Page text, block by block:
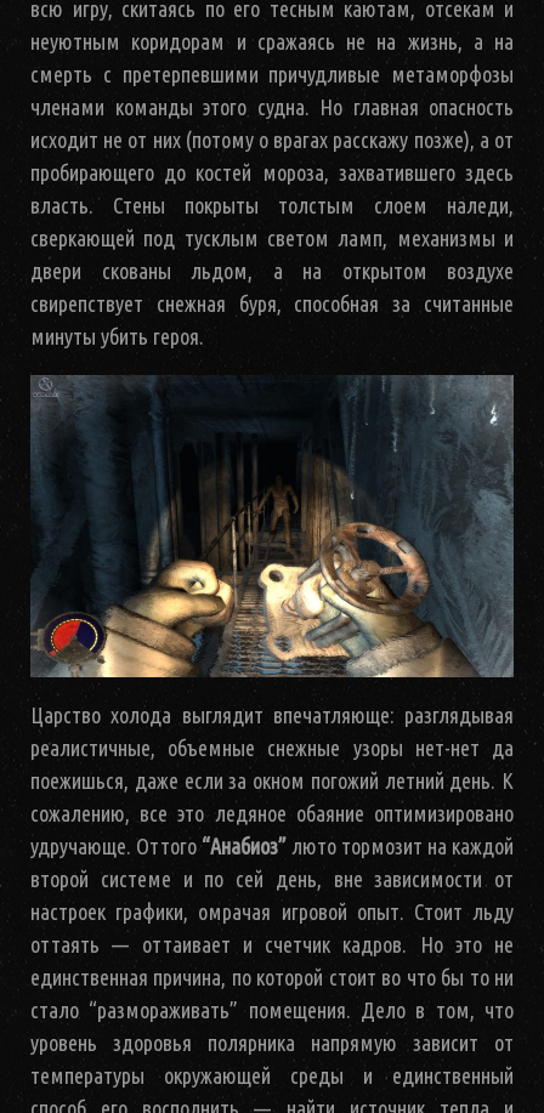
всю игру, скитаясь по его тесным каютам, отсекам и
неуютным коридорам и сражаясь не на жизнь, а на
смерть с претерпевшими причудливые метаморфозы
членами команды этого судна. Но главная опасность
исходит не от них (потому о врагах расскажу позже), а от
пробирающего до костей мороза, захватившего здесь
власть. Стены покрыты толстым слоем наледи,
сверкающей под тусклым светом ламп, механизмы и
двери скованы льдом, а на открытом воздухе
свирепствует снежная буря, способная за считанные
минуты убить героя.
Царство холода выглядит впечатляюще: разглядывая
реалистичные, объемные снежные узоры нет-нет да
поежишься, даже если за окном погожий летний день. К
сожалению, все это ледяное обаяние оптимизировано
удручающе. Оттого“Анабиоз” люто тормозит на каждой
второй системе и по сей день, вне зависимости от
настроек графики, омрачая игровой опыт. Стоит льду
оттаять — оттаивает и счетчик кадров. Но это не
единственная причина, по которой стоит во что бы то ни
стало “размораживать” помещения. Дело в том, что
уровень здоровья полярника напрямую зависит от
температуры окружающей среды и единственный
способ его восполнить — найти источник тепла и